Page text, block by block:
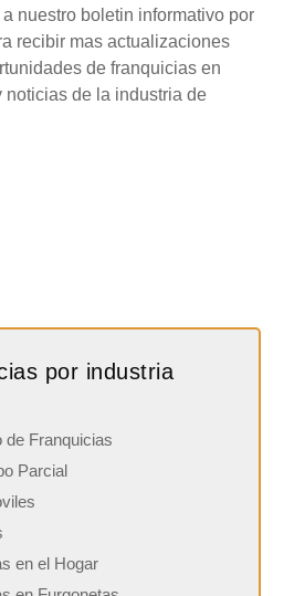
nuestro boletin informativo por
recibir mas actualizaciones
de franquicias en
noticias de la industria de
por industria
de Franquicias
Parcial
en el Hogar